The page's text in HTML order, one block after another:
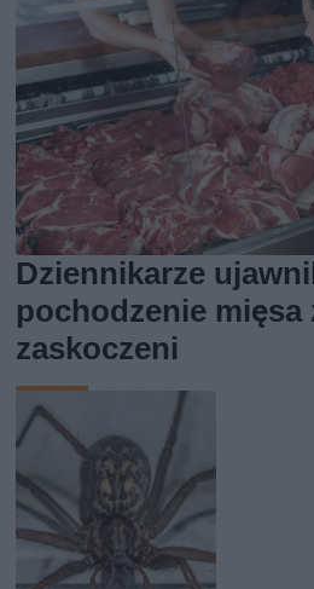
Dziennikarze
pochodzenie
zaskoczeni